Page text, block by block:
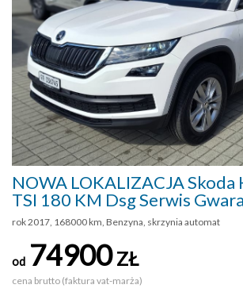
NOWA LOKALIZACJA Skoda
TSI 180 KM Dsg Serwis
rok 2017, 168000 km, Benzyna, skrzynia automat
od 74900ZŁ
cena brutto (faktura vat-marża)